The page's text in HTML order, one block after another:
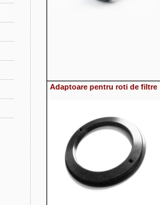
Adaptoare pentru roti de filtre